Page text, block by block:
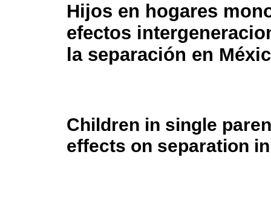
Hijos en hogares
efectos
la separación en
Children in single
effects on separation